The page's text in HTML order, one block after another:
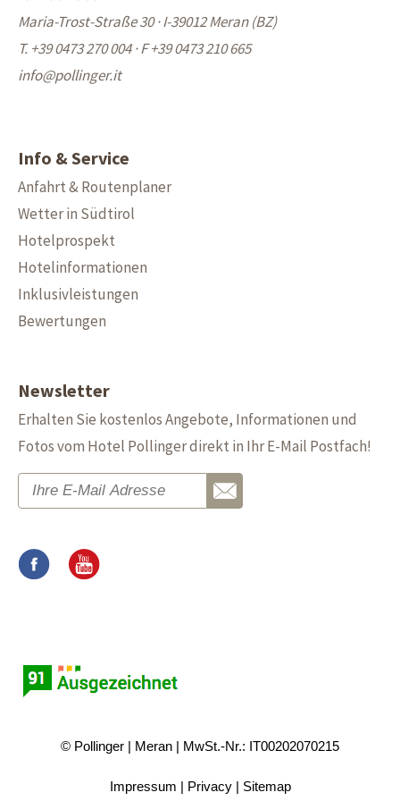
Maria-Trost-Straße 30 · I-39012 Meran (BZ)
T. +39 0473 270 004·F +39 0473 210 665
info@pollinger.it
Info & Service
Anfahrt & Routenplaner
Wetter in Südtirol
Hotelprospekt
Hotelinformationen
Inklusivleistungen
Bewertungen
Newsletter
Erhalten Sie kostenlos Angebote, Informationen und
Fotos vom Hotel Pollinger direkt in Ihr E-Mail Postfach!
© Pollinger Meran MwSt.-Nr.: IT00202070215
Impressum Privacy Sitemap